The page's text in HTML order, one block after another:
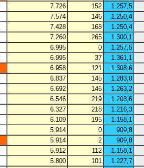
7.726 152
1.257,5
7.574 146
1.250,4
7.428 168
1.250,4
7.260 265
1.300,1
6.995 0
1.257,5
6.995 37
1.361,1
6.958 121
1.308,6
6.837 145
1.283,0
6.692 146
1.263,2
6.546 219
1.203,6
6.327 218
1.216,3
6.109 195
1.158,1
5.914 0
909,8
5.914 2
909,8
5.912 112
1.158,1
5.800 101
1.227,7